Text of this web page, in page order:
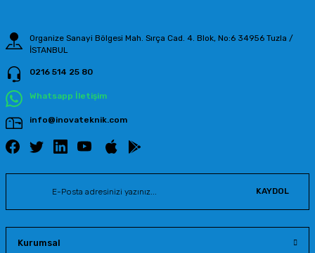
Organize Sanayi Bölgesi Mah. Sırça Cad. 4. Blok, No:6 34956 Tuzla /
İSTANBUL
0216 514 25 80
Whatsapp İletişim
info@inovateknik.com
KAYDOL
Kurumsal